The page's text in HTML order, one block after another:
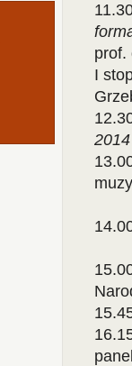
prof.
I
2014